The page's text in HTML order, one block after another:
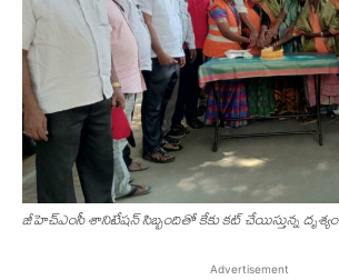
జీహెచ్ఎంసీ శానిటేషన్ సిబ్బందితో కేకు కట్ చేయిస్తున్న దృశ్యం
Advertisement